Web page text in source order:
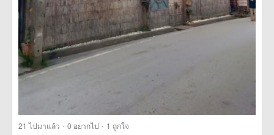
21 ไปมาแล้ว · 0 อยากไป · 1 ถูกใจ